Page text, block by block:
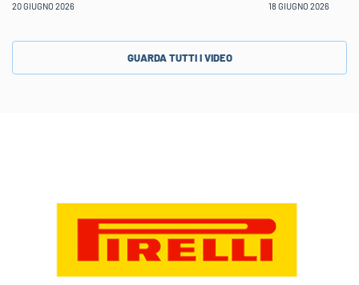
20 GIUGNO 2026 18 GIUGNO 2026
GUARDA TUTTI I VIDEO